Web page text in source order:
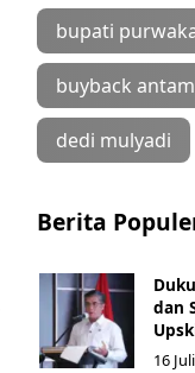
bupati
buyback
dedi mulyadi
Berita
dan
16